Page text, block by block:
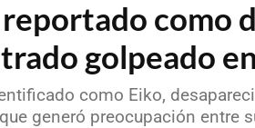
como
golpeado
como Eiko,
generó preocupación entre